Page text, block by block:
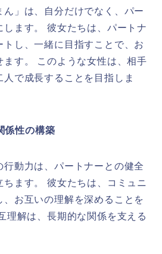
」は、自分だけでなく、パー
します。 彼女たちは、パートナ
トし、一緒に目指すことで、お
ます。 このような女性は、相手
で成長することを目指しま
係性の構築
行動力は、パートナーとの健全
ます。 彼女たちは、コミュニ
お互いの理解を深めることを
理解は、長期的な関係を支える